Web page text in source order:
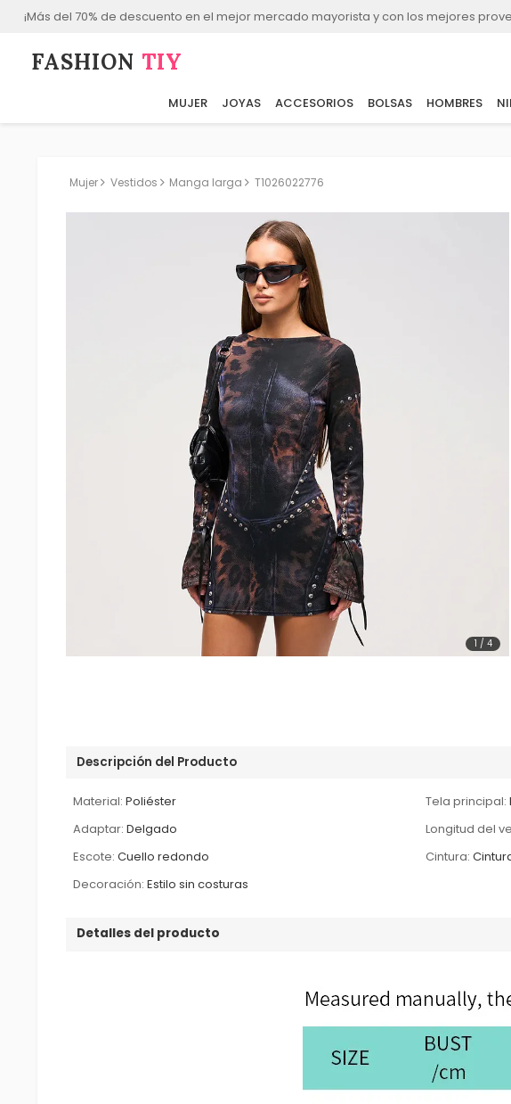
¡Más del 70% de descuento en el mejor mercado mayorista y con los mejores
FASHION⁠ TIY
MUJER JOYAS ACCESORIOS BOLSAS HOMBRES
Mujer Vestidos Manga larga T1026022776
1 / 4
Descripción del Producto
Material: Poliéster Tela principal:
Adaptar: Delgado Longitud del
Escote: Cuello redondo Cintura:
Decoración: Estilo sin costuras
Detalles del producto